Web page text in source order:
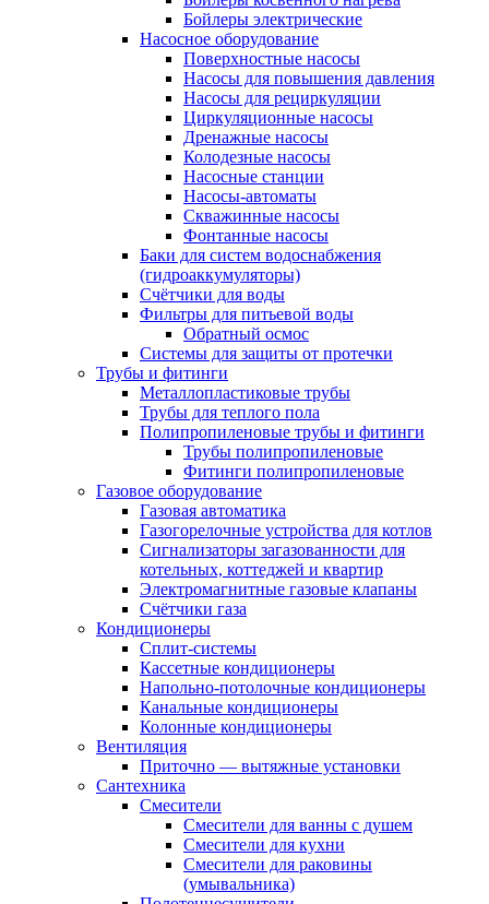
Бойлеры электрические
Насосное оборудование
Поверхностные насосы
Насосы для повышения давления
Насосы для рециркуляции
Циркуляционные насосы
Дренажные насосы
Колодезные насосы
Насосные станции
Насосы-автоматы
Скважинные насосы
Фонтанные насосы
Баки для систем водоснабжения
(гидроаккумуляторы)
Счётчики для воды
Фильтры для питьевой воды
Обратный осмос
Системы для защиты от протечки
Трубы и фитинги
Металлопластиковые трубы
Трубы для теплого пола
Полипропиленовые трубы и фитинги
Трубы полипропиленовые
Фитинги полипропиленовые
Газовое оборудование
Газовая автоматика
Газогорелочные устройства для котлов
Сигнализаторы загазованности для
котельных, коттеджей и квартир
Электромагнитные газовые клапаны
Счётчики газа
Кондиционеры
Сплит-системы
Кассетные кондиционеры
Напольно-потолочные кондиционеры
Канальные кондиционеры
Колонные кондиционеры
Вентиляция
Приточно — вытяжные установки
Сантехника
Смесители
Смесители для ванны с душем
Смесители для кухни
Смесители для раковины
(умывальника)